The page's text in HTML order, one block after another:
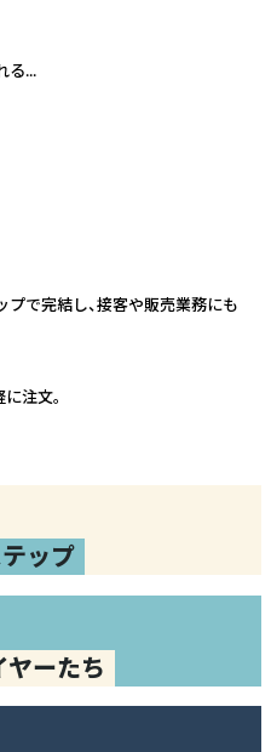
る...
で完結し、接客や販売業務にも
注文。
ップ
ーたち